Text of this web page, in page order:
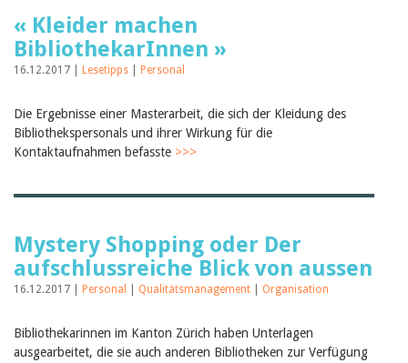
« Kleider machen
BibliothekarInnen »
16.12.2017 | Lesetipps Personal
Die Ergebnisse einer Masterarbeit, die sich der Kleidung des
Bibliothekspersonals und ihrer Wirkung für die
Kontaktaufnahmen befasste >>>
Mystery Shopping oder Der
aufschlussreiche Blick von aussen
16.12.2017 | Personal Qualitätsmanagement Organisation
Bibliothekarinnen im Kanton Zürich haben Unterlagen
ausgearbeitet, die sie auch anderen Bibliotheken zur Verfügung